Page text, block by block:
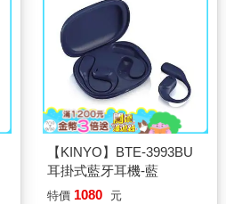
【KINYO】BTE-3993BU
耳掛式藍牙耳機-藍
特價 1080 元